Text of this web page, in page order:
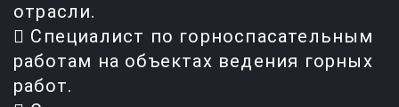
отрасли.
 Специалист по горноспасательным
работам на объектах ведения горных
работ.